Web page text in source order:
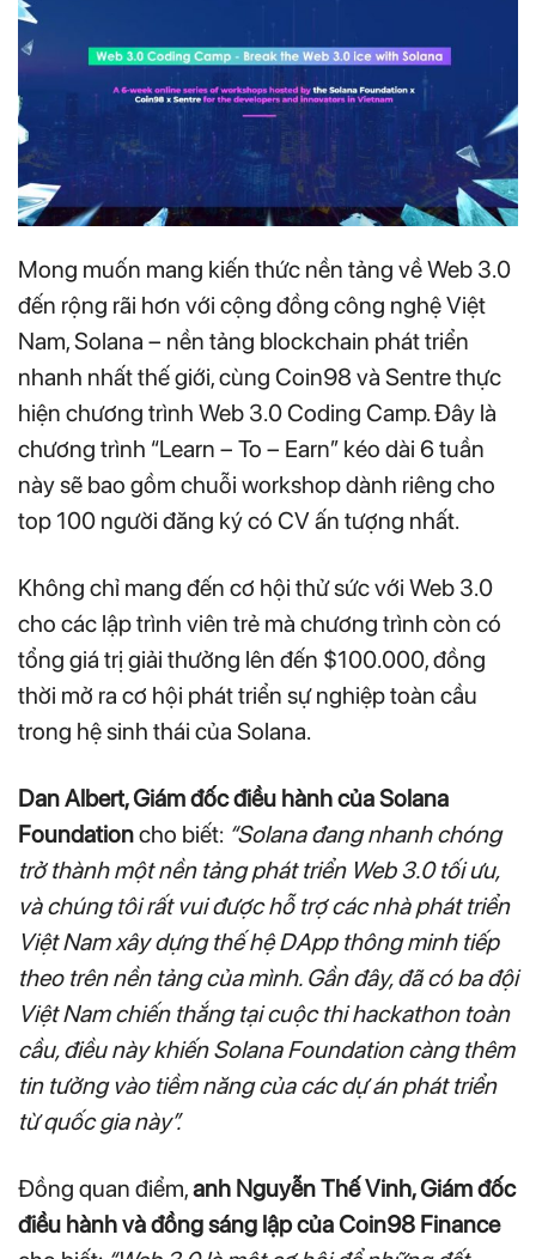
Mong muốn mang kiến thức nền tảng về Web 3.0
đến rộng rãi hơn với cộng đồng công nghệ Việt
Nam, Solana – nền tảng blockchain phát triển
nhanh nhất thế giới, cùng Coin98 và Sentre thực
hiện chương trình Web 3.0 Coding Camp. Đây là
chương trình “Learn – To – Earn” kéo dài 6 tuần
này sẽ bao gồm chuỗi workshop dành riêng cho
top 100 người đăng ký có CV ấn tượng nhất.
Không chỉ mang đến cơ hội thử sức với Web 3.0
cho các lập trình viên trẻ mà chương trình còn có
tổng giá trị giải thưởng lên đến $100.000, đồng
thời mở ra cơ hội phát triển sự nghiệp toàn cầu
trong hệ sinh thái của Solana.
Dan Albert, Giám đốc điều hành của Solana
Foundationcho biết: “Solana đang nhanh chóng
trở thành một nền tảng phát triển Web 3.0 tối ưu,
và chúng tôi rất vui được hỗ trợ các nhà phát triển
Việt Nam xây dựng thế hệ DApp thông minh tiếp
theo trên nền tảng của mình. Gần đây, đã có ba đội
Việt Nam chiến thắng tại cuộc thi hackathon toàn
cầu, điều này khiến Solana Foundation càng thêm
tin tưởng vào tiềm năng của các dự án phát triển
từ quốc gia này”.
Đồng quan điểm,anh Nguyễn Thế Vinh, Giám đốc
điều hành và đồng sáng lập của Coin98 Finance